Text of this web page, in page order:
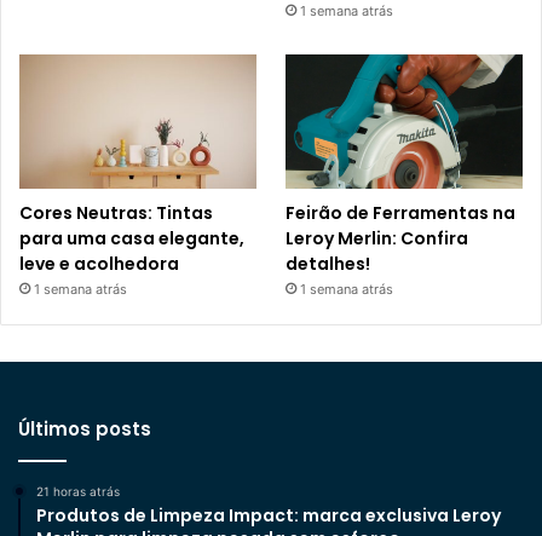
1 semana atrás
Cores Neutras: Tintas
para uma casa elegante,
leve e acolhedora
1 semana atrás
Feirão de Ferramentas na
Leroy Merlin: Confira
detalhes!
1 semana atrás
Últimos posts
21 horas atrás
Produtos de Limpeza Impact: marca exclusiva Leroy